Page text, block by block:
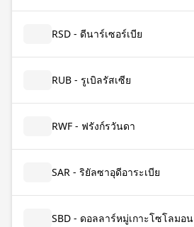
RSD - ดีนาร์เซอร์เบีย
RUB - รูเบิลรัสเซีย
RWF - ฟรังก์รวันดา
SAR - ริยัลซาอุดีอาระเบีย
SBD - ดอลลาร์หมู่เกาะโซโลมอน